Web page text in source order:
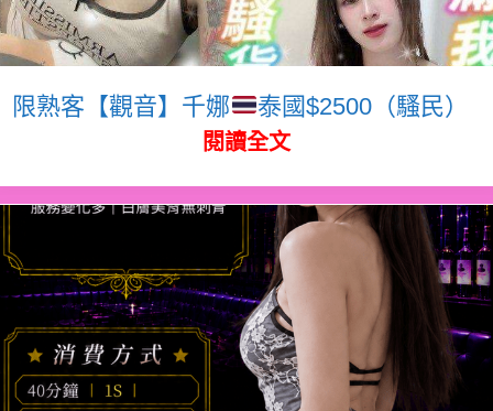
限熟客【觀音】千娜 泰國$2500（騷民）
閱讀全文